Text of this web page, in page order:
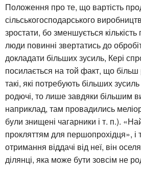
Положення про те, що вартість
сільськогосподарського
зростати, бо зменшується
люди повинні звертатись до
докладати більших зусиль, Кері
посилається на той факт, що
такі, які потребують більших
родючі, то лише завдяки більшим
наприклад, там провадились
були знищені чагарники і т. п.).
прокляттям для першопрохідця», і
отримання віддачі від неї, він
ділянці, яка може бути зовсім не